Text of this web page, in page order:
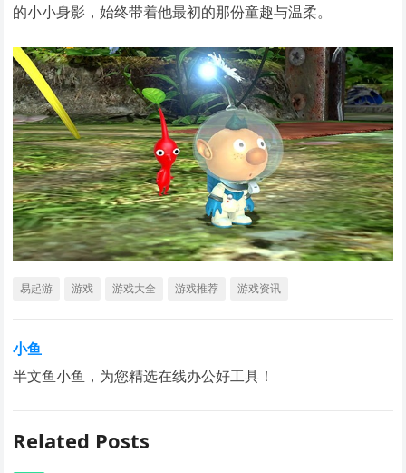
的小小身影，始终带着他最初的那份童趣与温柔。
易起游 游戏 游戏大全 游戏推荐 游戏资讯
小鱼
半文鱼小鱼，为您精选在线办公好工具！
Related Posts